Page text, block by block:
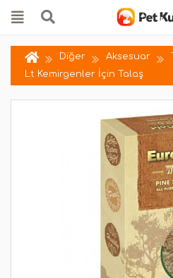
Diğer Aksesuar
Lt Kemirgenler İçin Talaş